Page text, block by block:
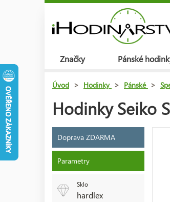
Značky Pánské
Úvod > Hodinky > Pánské >
Hodinky Seiko
Doprava ZDARMA
Parametry
Sklo
hardlex